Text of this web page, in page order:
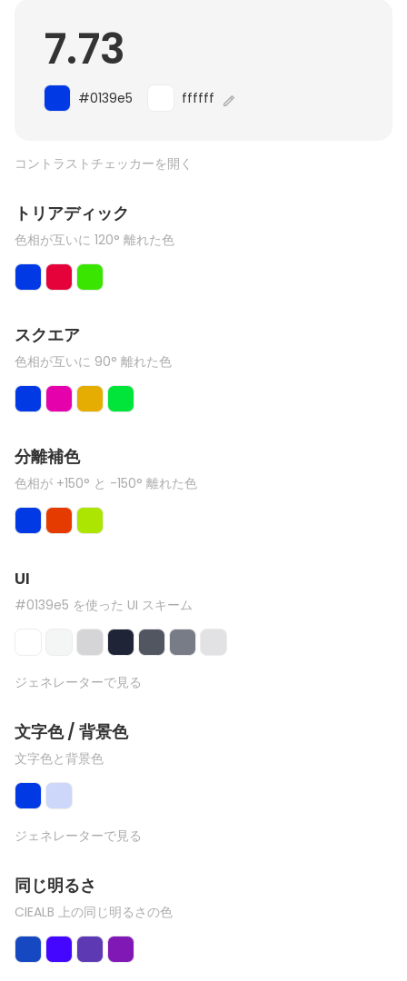
7.73
#0139e5 ffffff
コントラストチェッカーを開く
トリアディック
色相が互いに 120° 離れた色
スクエア
色相が互いに 90° 離れた色
分離補色
色相が +150° と -150° 離れた色
UI
#0139e5 を使った UI スキーム
ジェネレーターで見る
文字色 / 背景色
文字色と背景色
ジェネレーターで見る
同じ明るさ
CIEALB 上の同じ明るさの色